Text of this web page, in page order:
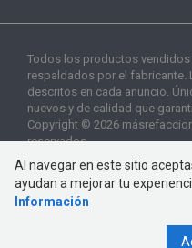
Todos los productos
respaldados por el fabricante.
descritos en cada anuncio.
nuevos y de calidad que
Copyright © 2026
reservados
Al navegar en este sitio
ayudan a mejorar tu
Información